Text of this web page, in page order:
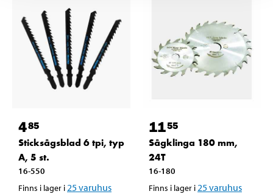
485
Sticksågsblad 6 tpi, typ
A, 5 st.
16-550
Finns i lager i 25varuhus
1155
Sågklinga 180 mm,
24T
16-180
Finns i lager i 25varuhus